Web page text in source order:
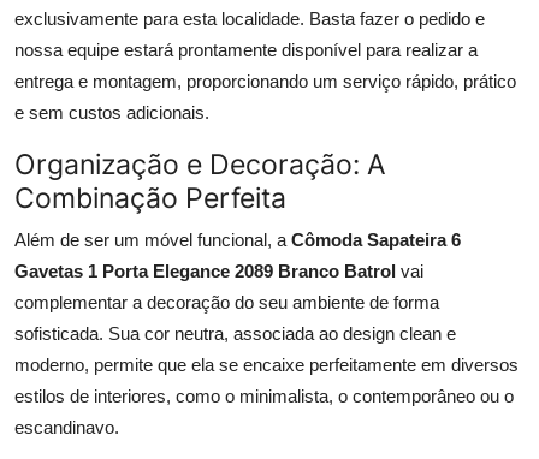
exclusivamente para esta localidade. Basta fazer o pedido e
nossa equipe estará prontamente disponível para realizar a
entrega e montagem, proporcionando um serviço rápido, prático
e sem custos adicionais.
Organização e Decoração: A
Combinação Perfeita
Além de ser um móvel funcional, a Cômoda Sapateira 6
Gavetas 1 Porta Elegance 2089 Branco Batrol vai
complementar a decoração do seu ambiente de forma
sofisticada. Sua cor neutra, associada ao design clean e
moderno, permite que ela se encaixe perfeitamente em diversos
estilos de interiores, como o minimalista, o contemporâneo ou o
escandinavo.